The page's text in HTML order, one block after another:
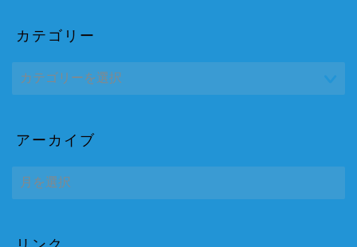
カテゴリー
アーカイブ
ー
ブ